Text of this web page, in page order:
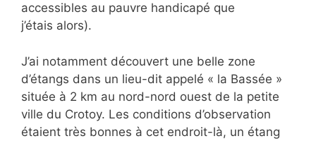
accessibles au pauvre handicapé que
j’étais alors).
J’ai notamment découvert une belle zone
d’étangs dans un lieu-dit appelé « la Bassée »
située à 2 km au nord-nord ouest de la petite
ville du Crotoy. Les conditions d’observation
étaient très bonnes à cet endroit-là, un étang